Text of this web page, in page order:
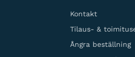
Kontakt
Tilaus- &
Ångra beställning